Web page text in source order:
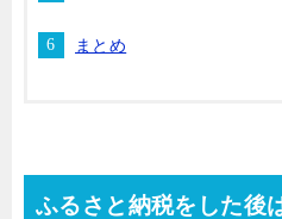
まとめ
ふるさと納税をした後